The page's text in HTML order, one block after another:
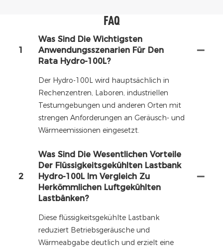
FAQ
1
Was Sind Die Wichtigsten
Anwendungsszenarien Für Den
Rata Hydro-100L?
Der Hydro-100L wird hauptsächlich in
Rechenzentren, Laboren, industriellen
Testumgebungen und anderen Orten mit
strengen Anforderungen an Geräusch- und
Wärmeemissionen eingesetzt.
2
Was Sind Die Wesentlichen Vorteile
Der Flüssigkeitsgekühlten Lastbank
Hydro-100L Im Vergleich Zu
Herkömmlichen Luftgekühlten
Lastbänken?
Diese flüssigkeitsgekühlte Lastbank
reduziert Betriebsgeräusche und
Wärmeabgabe deutlich und erzielt eine